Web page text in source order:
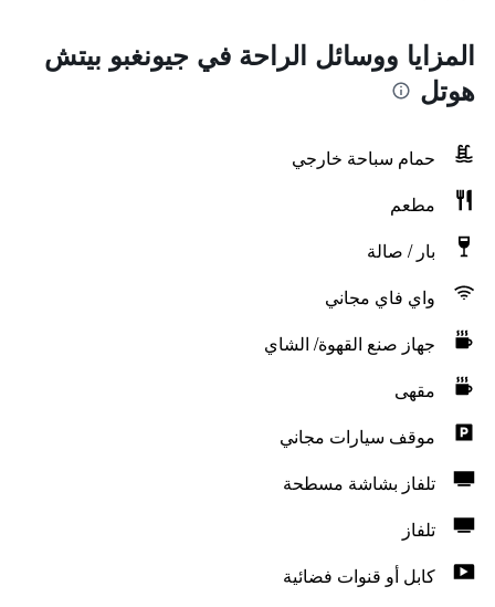
المزايا ووسائل الراحة في جيونغبو بيتش
هوتل
حمام سباحة خارجي
مطعم
بار / صالة
واي فاي مجاني
جهاز صنع القهوة/ الشاي
مقهى
موقف سيارات مجاني
تلفاز بشاشة مسطحة
تلفاز
كابل أو قنوات فضائية